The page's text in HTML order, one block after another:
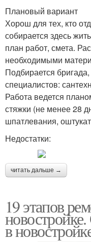
Плановый вариант
Хорош для тех, кто
собирается здесь
план работ, смета.
необходимыми
Подбирается
специалистов:
Работа ведется
стяжки (не менее 28
шпатлевания,
Недостатки:
читать дальше →
19 этапов
в